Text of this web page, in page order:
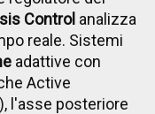
Control analizza
reale. Sistemi
adattive con
Active
), l'asse posteriore